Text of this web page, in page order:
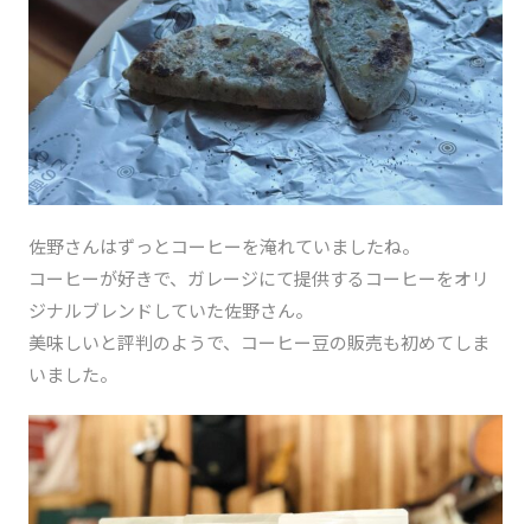
佐野さんはずっとコーヒーを淹れていましたね。
コーヒーが好きで、ガレージにて提供するコーヒーをオリ
ジナルブレンドしていた佐野さん。
美味しいと評判のようで、コーヒー豆の販売も初めてしま
いました。